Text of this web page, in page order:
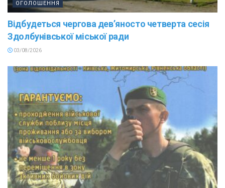
ОГОЛОШЕННЯ
Відбудеться чергова дев’яносто четверта сесія
Здолбунівської міської ради
03/08/2026